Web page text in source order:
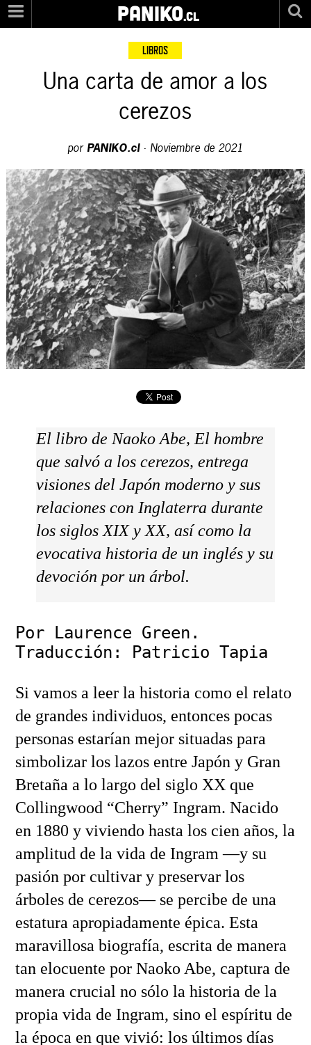
PANIKO.cl
LIBROS
Una carta de amor a los
cerezos
por PANIKO.cl· Noviembre de 2021
El libro de Naoko Abe, El hombre
que salvó a los cerezos, entrega
visiones del Japón moderno y sus
relaciones con Inglaterra durante
los siglos XIX y XX, así como la
evocativa historia de un inglés y su
devoción por un árbol.
Por Laurence Green.
Traducción: Patricio Tapia
Si vamos a leer la historia como el relato
de grandes individuos, entonces pocas
personas estarían mejor situadas para
simbolizar los lazos entre Japón y Gran
Bretaña a lo largo del siglo XX que
Collingwood “Cherry” Ingram. Nacido
en 1880 y viviendo hasta los cien años, la
amplitud de la vida de Ingram —y su
pasión por cultivar y preservar los
árboles de cerezos— se percibe de una
estatura apropiadamente épica. Esta
maravillosa biografía, escrita de manera
tan elocuente por Naoko Abe, captura de
manera crucial no sólo la historia de la
propia vida de Ingram, sino el espíritu de
la época en que vivió: los últimos días